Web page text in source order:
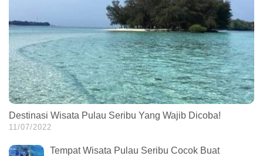
Destinasi Wisata Pulau Seribu Yang Wajib Dicoba!
11/07/2022
Tempat Wisata Pulau Seribu Cocok Buat